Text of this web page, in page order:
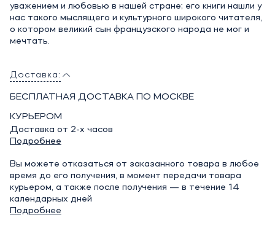
уважением и любовью в нашей стране; его книги нашли у
нас такого мыслящего и культурного широкого читателя,
о котором великий сын французского народа не мог и
мечтать.
Доставка:
БЕСПЛАТНАЯ ДОСТАВКА ПО МОСКВЕ
КУРЬЕРОМ
Доставка от 2-х часов
Подробнее
Вы можете отказаться от заказанного товара в любое
время до его получения, в момент передачи товара
курьером, а также после получения — в течение 14
календарных дней
Подробнее